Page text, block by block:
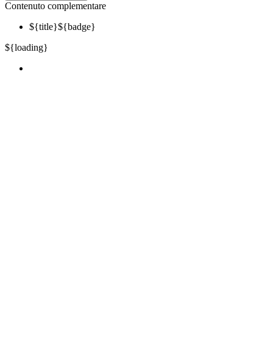
Contenuto complementare
${title}${badge}
${loading}